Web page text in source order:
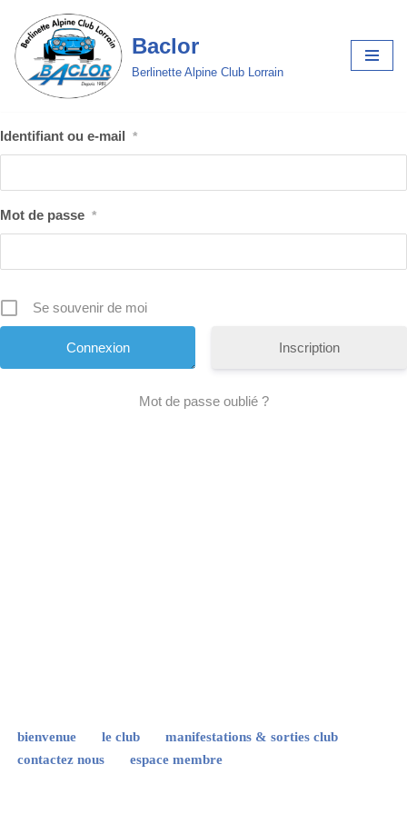
Aller
au
contenu
Baclor
Berlinette Alpine Club Lorrain
Identifiant ou e-mail *
Mot de passe *
Se souvenir de moi
Inscription
Mot de passe oublié ?
bienvenue le club
manifestations & sorties club
contactez nous
espace membre